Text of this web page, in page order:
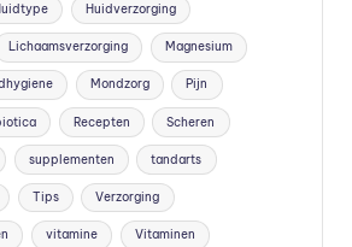
Huidverzorging
Lichaamsverzorging Magnesium
Mondzorg Pijn
Recepten Scheren
supplementen tandarts
Tips Verzorging
vitamine Vitaminen